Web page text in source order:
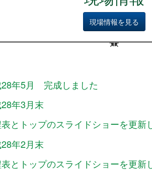
現場情報を見る
年5月 完成しました
年3月末
とトップのスライドショーを更新
年2月末
とトップのスライドショーを更新